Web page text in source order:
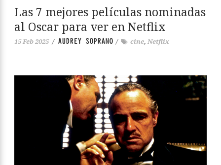
Las 7 mejores películas nominadas
al Oscar para ver en Netflix
15 Feb 2025 / AUDREY SOPRANO / cine, Netflix